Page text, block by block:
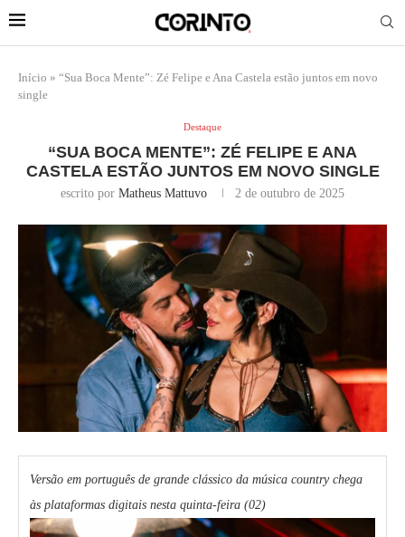
Início » “Sua Boca Mente”: Zé Felipe e Ana Castela estão juntos em novo
single
Destaque
“SUA BOCA MENTE”: ZÉ FELIPE E ANA
CASTELA ESTÃO JUNTOS EM NOVO SINGLE
escrito por Matheus Mattuvo 2 de outubro de 2025
Versão em português de grande clássico da música country chega
às plataformas digitais nesta quinta-feira (02)